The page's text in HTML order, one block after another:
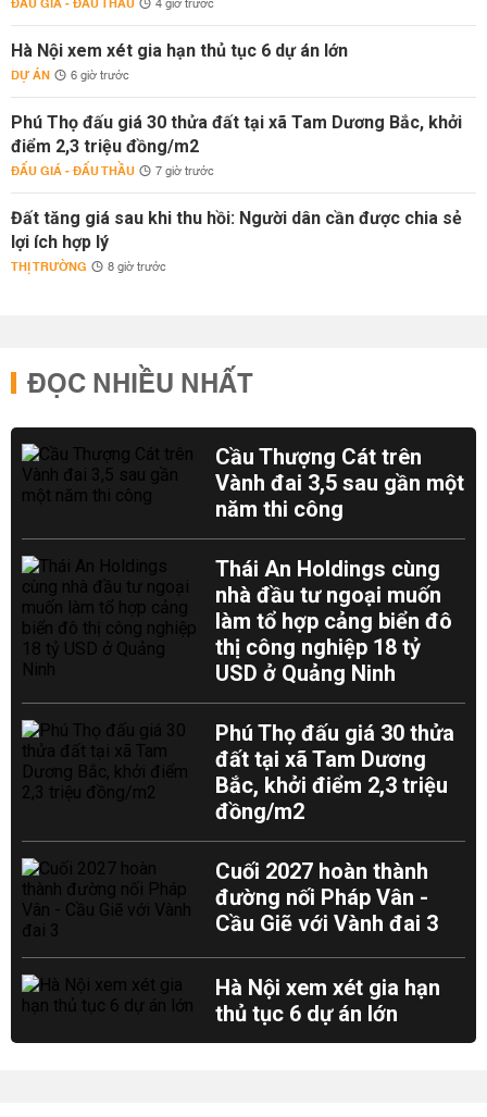
4 giờ trước
Hà Nội xem xét gia hạn thủ tục 6 dự án lớn
DỰ ÁN 6 giờ trước
Phú Thọ đấu giá 30 thửa đất tại xã Tam Dương Bắc, khởi
điểm 2,3 triệu đồng/m2
ĐẤU GIÁ - ĐẤU THẦU 7 giờ trước
Đất tăng giá sau khi thu hồi: Người dân cần được chia sẻ
lợi ích hợp lý
THỊ TRƯỜNG 8 giờ trước
ĐỌC NHIỀU NHẤT
Cầu Thượng Cát trên
Vành đai 3,5 sau gần một
năm thi công
Thái An Holdings cùng
nhà đầu tư ngoại muốn
làm tổ hợp cảng biển đô
thị công nghiệp 18 tỷ
USD ở Quảng Ninh
Phú Thọ đấu giá 30 thửa
đất tại xã Tam Dương
Bắc, khởi điểm 2,3 triệu
đồng/m2
Cuối 2027 hoàn thành
đường nối Pháp Vân -
Cầu Giẽ với Vành đai 3
Hà Nội xem xét gia hạn
thủ tục 6 dự án lớn